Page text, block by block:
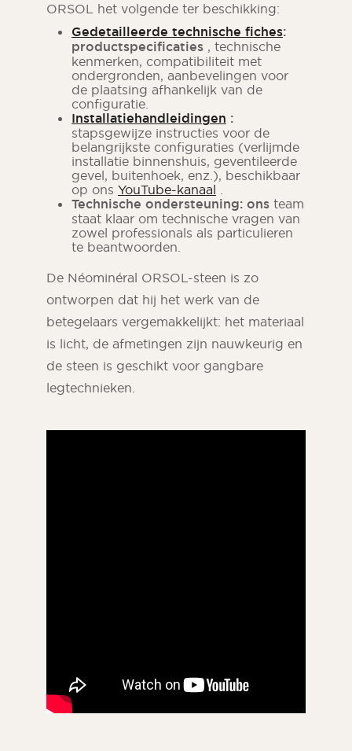
ORSOL het volgende ter beschikking:
Gedetailleerde technische fiches:
productspecificaties , technische
kenmerken, compatibiliteit met
ondergronden, aanbevelingen voor
de plaatsing afhankelijk van de
configuratie.
Installatiehandleidingen :
stapsgewijze instructies voor de
belangrijkste configuraties (verlijmde
installatie binnenshuis, geventileerde
gevel, buitenhoek, enz.), beschikbaar
op ons YouTube-kanaal .
Technische ondersteuning: ons team
staat klaar om technische vragen van
zowel professionals als particulieren
te beantwoorden.
De Néominéral ORSOL-steen is zo
ontworpen dat hij het werk van de
betegelaars vergemakkelijkt: het materiaal
is licht, de afmetingen zijn nauwkeurig en
de steen is geschikt voor gangbare
legtechnieken.